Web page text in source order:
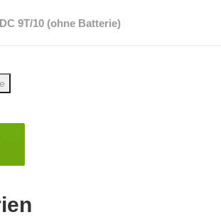
9T/10 (ohne Batterie)